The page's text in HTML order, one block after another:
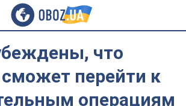
что
перейти к
операциям